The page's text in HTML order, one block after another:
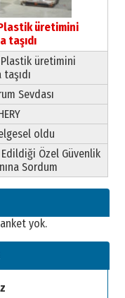
üretimini
taşıdı
üretimini
Sevdası
oldu
Özel Güvenlik
Sordum
yok.